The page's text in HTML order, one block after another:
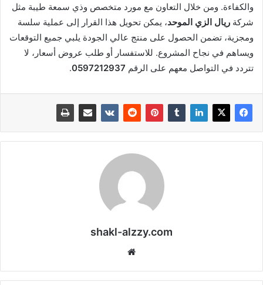
والكفاءة. ومن خلال التعاون مع مورد متخصص وذي سمعة طيبة مثل
شركة ريال الزي الموحد، يمكن تحويل هذا القرار إلى عملية سلسة
ومجزية، تضمن الحصول على منتج عالي الجودة يلبي جميع التوقعات
ويساهم في نجاح المشروع. للاستفسار أو طلب عروض أسعار، لا
تتردد في التواصل معهم على الرقم 0597212937
.
shakl-alzzy.com